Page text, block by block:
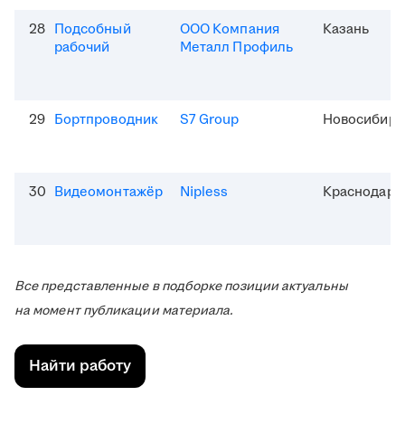
28 Подсобный
рабочий
ООО Компания
Металл Профиль
Казань
29 Бортпроводник S7 Group
30 Видеомонтажёр Nipless Краснодар
Все представленные в подборке позиции актуальны
на момент публикации материала.
Найти работу